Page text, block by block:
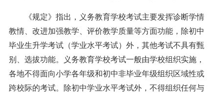
《规定》指出，义务教育学校考试主要发挥诊断学情
教情、改进加强教学、评价教学质量等方面功能，除初中
毕业生升学考试（学业水平考试）外，其他考试不具有甄
别、选拔功能。义务教育学校考试一般由学校组织实施，
各地不得面向小学各年级和初中非毕业年级组织区域性或
跨校际的考试。除初中学业水平考试外，不得组织任何与